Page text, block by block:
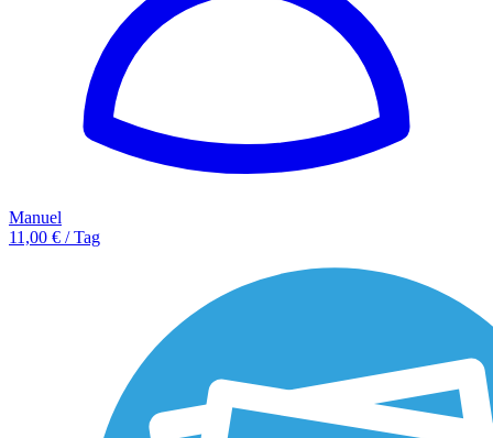
Manuel
11,00 € / Tag